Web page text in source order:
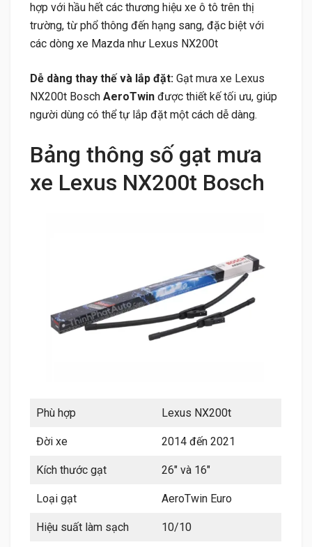
hợp với hầu hết các thương hiệu xe ô tô trên thị
trường, từ phổ thông đến hạng sang, đặc biệt với
các dòng xe Mazda như Lexus NX200t
Dễ dàng thay thế và lắp đặt: Gạt mưa xe Lexus
NX200t Bosch AeroTwin được thiết kế tối ưu, giúp
người dùng có thể tự lắp đặt một cách dễ dàng.
Bảng thông số gạt mưa
xe Lexus NX200t Bosch
Phù hợp Lexus NX200t
Đời xe 2014 đến 2021
Kích thước gạt 26″ và 16″
Loại gạt AeroTwin Euro
Hiệu suất làm sạch 10/10